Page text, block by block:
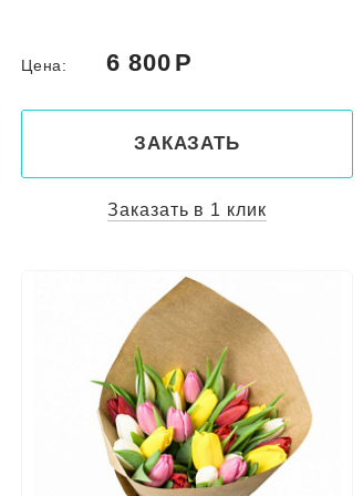
Цена: 6 800
ЗАКАЗАТЬ
Заказать в 1 клик